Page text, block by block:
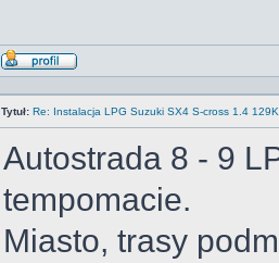
Wyświetl
Tytuł: Re: Instalacja LPG Suzuki SX4 S-cross 1.4
Autostrada 8 - 9
tempomacie.
Miasto, trasy